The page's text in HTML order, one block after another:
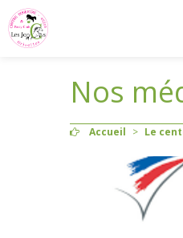
Nos
Accueil > Le